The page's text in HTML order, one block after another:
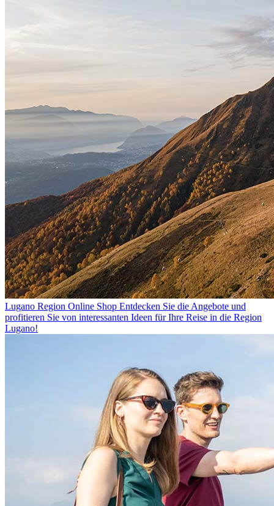
Lugano Region Online Shop Entdecken Sie die Angebote und
profitieren Sie von interessanten Ideen für Ihre Reise in die Region
Lugano!